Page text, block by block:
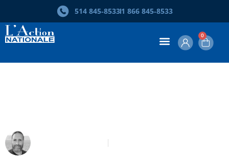
514 845‑85331 866 845‑8533
0